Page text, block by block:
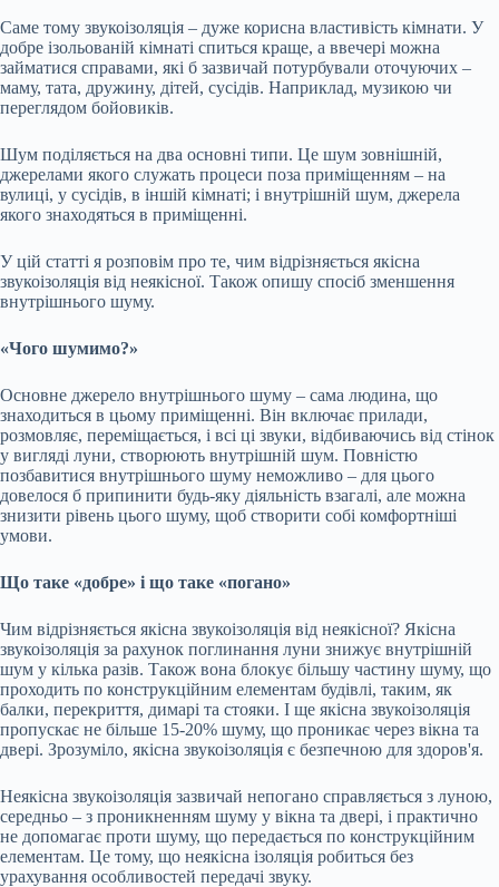
Саме тому звукоізоляція – дуже корисна властивість кімнати. У
добре ізольованій кімнаті спиться краще, а ввечері можна
займатися справами, які б зазвичай потурбували оточуючих –
маму, тата, дружину, дітей, сусідів. Наприклад, музикою чи
переглядом бойовиків.
Шум поділяється на два основні типи. Це шум зовнішній,
джерелами якого служать процеси поза приміщенням – на
вулиці, у сусідів, в іншій кімнаті; і внутрішній шум, джерела
якого знаходяться в приміщенні.
У цій статті я розповім про те, чим відрізняється якісна
звукоізоляція від неякісної. Також опишу спосіб зменшення
внутрішнього шуму.
«Чого шумимо?»
Основне джерело внутрішнього шуму – сама людина, що
знаходиться в цьому приміщенні. Він включає прилади,
розмовляє, переміщається, і всі ці звуки, відбиваючись від стінок
у вигляді луни, створюють внутрішній шум. Повністю
позбавитися внутрішнього шуму неможливо – для цього
довелося б припинити будь-яку діяльність взагалі, але можна
знизити рівень цього шуму, щоб створити собі комфортніші
умови.
Що таке «добре» і що таке «погано»
Чим відрізняється якісна звукоізоляція від неякісної? Якісна
звукоізоляція за рахунок поглинання луни знижує внутрішній
шум у кілька разів. Також вона блокує більшу частину шуму, що
проходить по конструкційним елементам будівлі, таким, як
балки, перекриття, димарі та стояки. І ще якісна звукоізоляція
пропускає не більше 15-20% шуму, що проникає через вікна та
двері. Зрозуміло, якісна звукоізоляція є безпечною для здоров'я.
Неякісна звукоізоляція зазвичай непогано справляється з луною,
середньо – з проникненням шуму у вікна та двері, і практично
не допомагає проти шуму, що передається по конструкційним
елементам. Це тому, що неякісна ізоляція робиться без
урахування особливостей передачі звуку.